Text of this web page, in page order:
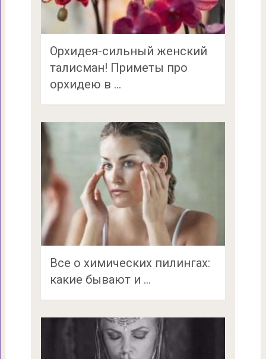
Орхидея-сильный женский
талисман! Приметы про
орхидею в …
Все о химических пилингах:
какие бывают и …